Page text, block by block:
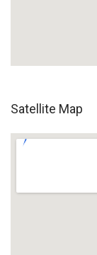
Satellite Map